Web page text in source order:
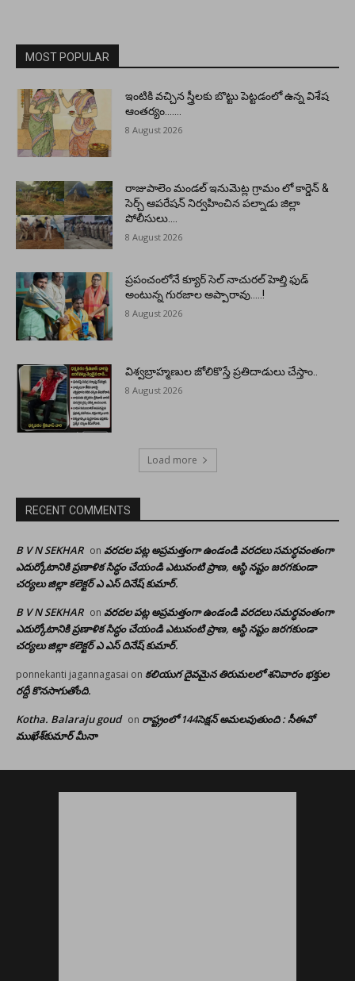
MOST POPULAR
ఇంటికి వచ్చిన స్త్రీలకు బొట్టు పెట్టడంలో ఉన్న విశేష
ఆంతర్యం…….
8 August 2026
రాజుపాలెం మండల్ ఇనుమెట్ల గ్రామం లో కార్డెన్ &
సెర్చ్ ఆపరేషన్ నిర్వహించిన పల్నాడు జిల్లా
పోలీసులు….
8 August 2026
ప్రపంచంలోనే క్యూర్ సెల్ నాచురల్ హెల్తి ఫుడ్
అంటున్న గురజాల అప్పారావు…..!
8 August 2026
విశ్వబ్రాహ్మణుల జోలికొస్తే ప్రతిదాడులు చేస్తాం..
8 August 2026
Load more
RECENT COMMENTS
B V N SEKHAR on వరదల పట్ల అప్రమత్తంగా ఉండండి వరదలు సమర్ధవంతంగా
ఎదుర్కోటానికి ప్రణాళిక సిద్ధం చేయండి ఎటువంటి ప్రాణ, ఆస్థి నష్టం జరగకుండా
చర్యలు జిల్లా కలెక్టర్ ఎ ఎస్ దినేష్ కుమార్.
B V N SEKHAR on వరదల పట్ల అప్రమత్తంగా ఉండండి వరదలు సమర్ధవంతంగా
ఎదుర్కోటానికి ప్రణాళిక సిద్ధం చేయండి ఎటువంటి ప్రాణ, ఆస్థి నష్టం జరగకుండా
చర్యలు జిల్లా కలెక్టర్ ఎ ఎస్ దినేష్ కుమార్.
ponnekanti jagannagasai on కలియుగ దైవమైన తిరుమలలో శనివారం భక్తుల
రద్దీ కొనసాగుతోంది.
Kotha. Balaraju goud on రాష్ట్రంలో 144సెక్షన్ అమలవుతుంది : సీఈవో
ముఖేశ్‌కుమార్‌ మీనా